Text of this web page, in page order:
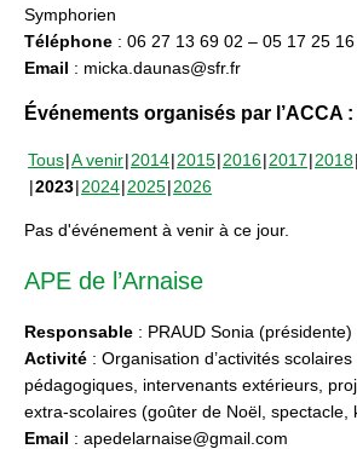
Symphorien
Téléphone : 06 27 13 69 02 – 05 17 25 16
Email : micka.daunas@sfr.fr
Événements organisés par l’ACCA :
Tous A venir 2014 2015 2016 2017 2018
2023 2024 2025 2026
Pas d'événement à venir à ce jour.
APE de l’Arnaise
Responsable : PRAUD Sonia (présidente)
Activité : Organisation d’activités
pédagogiques, intervenants extérieurs,
extra-scolaires (goûter de Noël, spectacle,
Email : apedelarnaise@gmail.com